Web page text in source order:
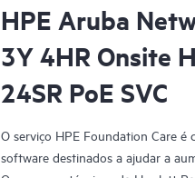
HPE Aruba
3Y 4HR Onsite
24SR PoE SVC
O serviço HPE Foundation Care
software destinados a ajudar a